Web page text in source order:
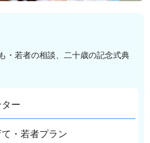
・若者の相談、二十歳の記念式典
ー
・若者プラン